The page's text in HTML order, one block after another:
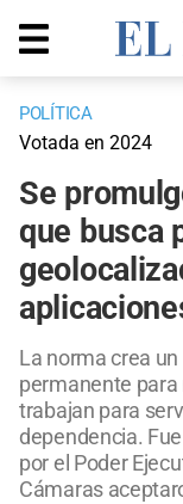
POLÍTICA
Votada en 2024
Se
que busca
La norma crea
permanente
trabajan para
dependencia.
por el Poder
Cámaras